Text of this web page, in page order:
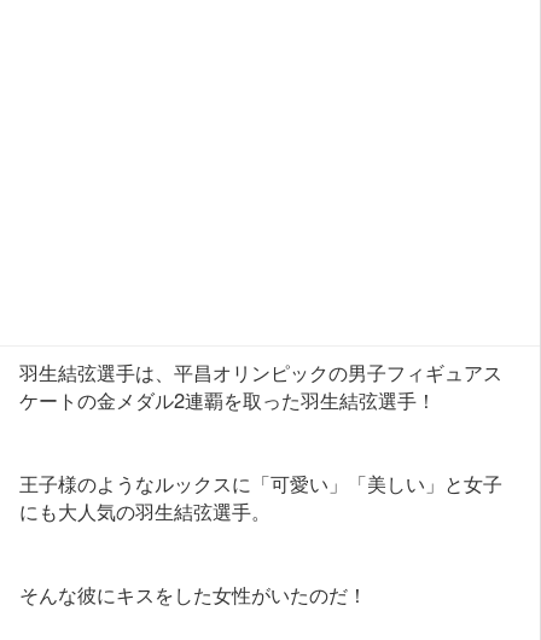
羽生結弦選手は、平昌オリンピックの男子フィギュアス
ケートの金メダル2連覇を取った羽生結弦選手！
王子様のようなルックスに「可愛い」「美しい」と女子
にも大人気の羽生結弦選手。
そんな彼にキスをした女性がいたのだ！